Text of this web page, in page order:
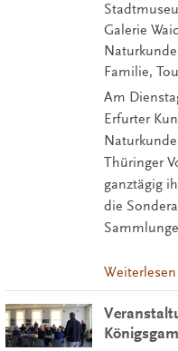
Galerie
Familie,
Am
Erfurter
Thüringer
ganztägig
die
Weiterlesen